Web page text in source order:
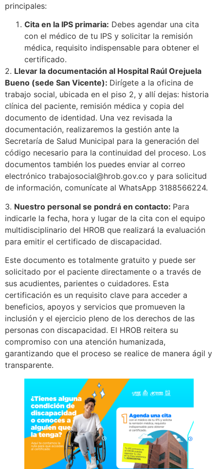
principales:
Cita en la IPS primaria: Debes agendar una cita
con el médico de tu IPS y solicitar la remisión
médica, requisito indispensable para obtener el
certificado.
2. Llevar la documentación al Hospital Raúl Orejuela
Bueno (sede San Vicente): Dirígete a la oficina de
trabajo social, ubicada en el piso 2, y allí dejas: historia
clínica del paciente, remisión médica y copia del
documento de identidad. Una vez revisada la
documentación, realizaremos la gestión ante la
Secretaría de Salud Municipal para la generación del
código necesario para la continuidad del proceso. Los
documentos también los puedes enviar al correo
electrónico trabajosocial@hrob.gov.co y para solicitud
de información, comunícate al WhatsApp 3188566224.
3. Nuestro personal se pondrá en contacto: Para
indicarle la fecha, hora y lugar de la cita con el equipo
multidisciplinario del HROB que realizará la evaluación
para emitir el certificado de discapacidad.
Este documento es totalmente gratuito y puede ser
solicitado por el paciente directamente o a través de
sus acudientes, parientes o cuidadores. Esta
certificación es un requisito clave para acceder a
beneficios, apoyos y servicios que promueven la
inclusión y el ejercicio pleno de los derechos de las
personas con discapacidad. El HROB reitera su
compromiso con una atención humanizada,
garantizando que el proceso se realice de manera ágil y
transparente.